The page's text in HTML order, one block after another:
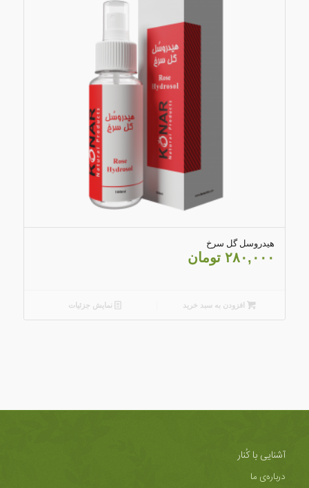
4.20
هیدروسل گل سرخ
۲۸۰,۰۰۰ تومان
افزودن به سبد خرید نمایش جزئیات
آشنایی با کُنار
درباره‌ی ما